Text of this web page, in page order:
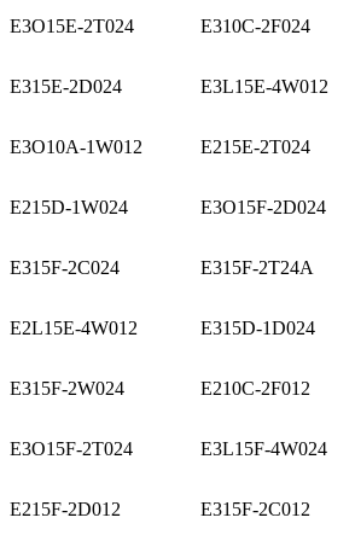
E3O15E-2T024 E310C-2F024
E315E-2D024 E3L15E-4W012
E3O10A-1W012 E215E-2T024
E215D-1W024 E3O15F-2D024
E315F-2C024 E315F-2T24A
E2L15E-4W012 E315D-1D024
E315F-2W024 E210C-2F012
E3O15F-2T024 E3L15F-4W024
E215F-2D012 E315F-2C012